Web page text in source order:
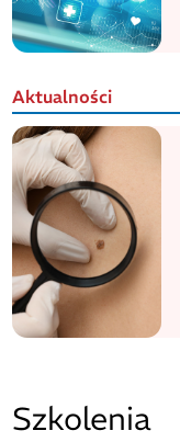
Aktualności
Szkolenia